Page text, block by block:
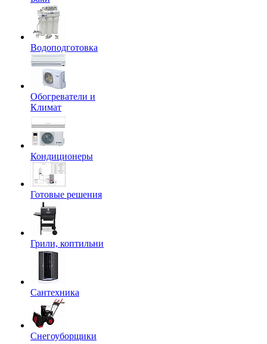
Водоподготовка
Обогреватели и
Климат
Кондиционеры
Готовые решения
Грили, коптильни
Сантехника
Снегоуборщики